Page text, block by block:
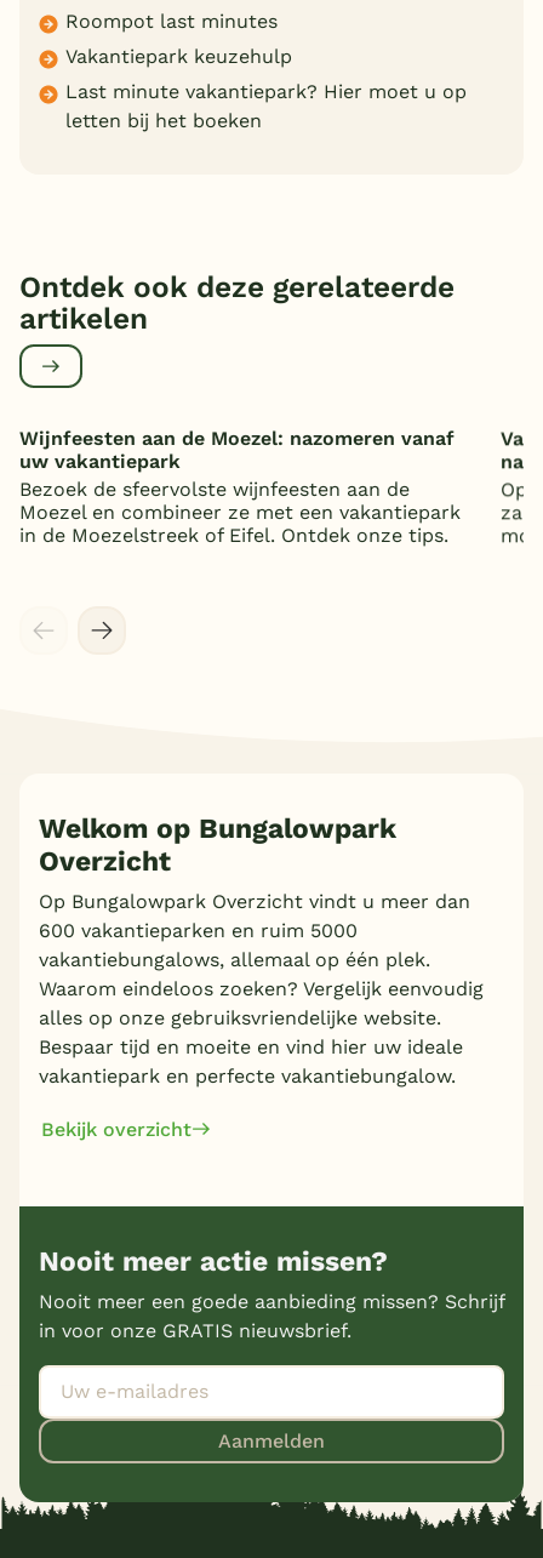
Roompot last minutes
Vakantiepark keuzehulp
Last minute vakantiepark? Hier moet u op
letten bij het boeken
Ontdek ook deze gerelateerde
artikelen
Wijnfeesten aan de Moezel: nazomeren vanaf
uw vakantiepark
Bezoek de sfeervolste wijnfeesten aan de
Moezel en combineer ze met een vakantiepark
in de Moezelstreek of Eifel. Ontdek onze tips.
Op
Welkom op Bungalowpark
Overzicht
Op Bungalowpark Overzicht vindt u meer dan
600 vakantieparken en ruim 5000
vakantiebungalows, allemaal op één plek.
Waarom eindeloos zoeken? Vergelijk eenvoudig
alles op onze gebruiksvriendelijke website.
Bespaar tijd en moeite en vind hier uw ideale
vakantiepark en perfecte vakantiebungalow.
Bekijk overzicht
Nooit meer actie missen?
Nooit meer een goede aanbieding missen? Schrijf
in voor onze GRATIS nieuwsbrief.
Aanmelden